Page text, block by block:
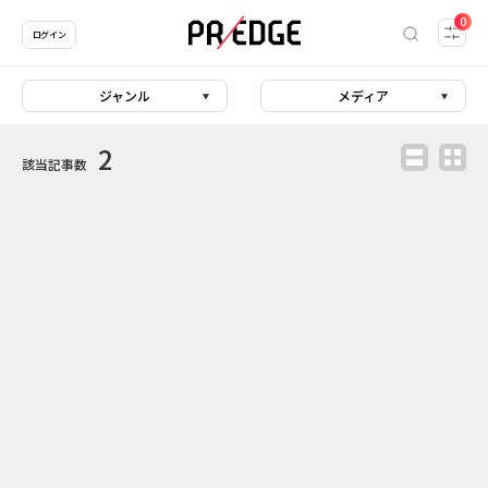
ジャンル メディア
0
ログイン
該当記事数 2